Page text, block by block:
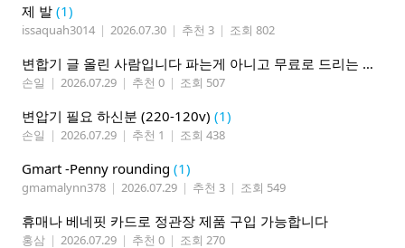
제 발 (1)
issaquah3014 | 2026.07.30 | 추천 3 | 조회 802
변합기 글 올린 사람입니다 파는게 아니고 무료로 드리는 겁니다 필요하신분 연락처 남겨주시면 됩니다
손일 | 2026.07.29 | 추천 0 | 조회 507
변압기 필요 하신분 (220-120v) (1)
손일 | 2026.07.29 | 추천 1 | 조회 438
Gmart -Penny rounding (1)
gmamalynn378 | 2026.07.29 | 추천 3 | 조회 549
휴매나 베네핏 카드로 정관장 제품 구입 가능합니다
홍삼 | 2026.07.29 | 추천 0 | 조회 270